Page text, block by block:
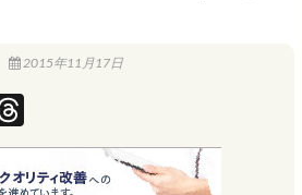
2015年11月17日
h
r